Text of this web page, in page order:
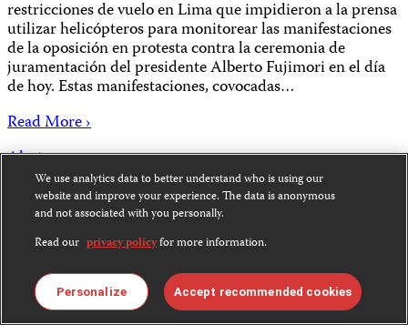
restricciones de vuelo en Lima que impidieron a la prensa
utilizar helicópteros para monitorear las manifestaciones
de la oposición en protesta contra la ceremonia de
juramentación del presidente Alberto Fujimori en el día
de hoy. Estas manifestaciones, covocadas…
Read More ›
Alertas
Congreso deroga disposición
sobre desacato
January 1, 1950 12:00 AM EST
We use analytics data to better understand who is using our
website and improve your experience. The data is anonymous
and not associated with you personally.
Read our privacy policyfor more information.
Personalize Accept recommended cookies